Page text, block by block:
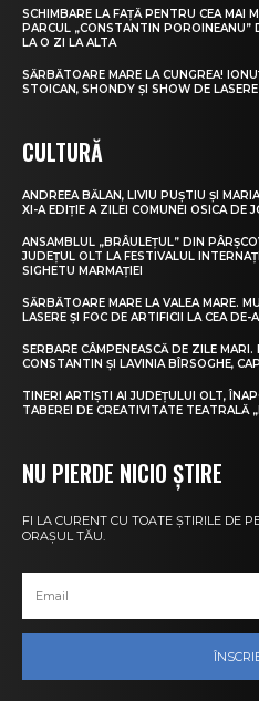
SCHIMBARE LA FAȚĂ PENTRU CEA MAI
PARCUL „CONSTANTIN POROINEANU”
LA O ZI LA ALTA
SĂRBĂTOARE MARE LA CUNGREA!
STOICAN, SHONDY ȘI SHOW DE
CULTURĂ
ANDREEA BĂLAN, LIVIU PUȘTIU ȘI
XI-A EDIȚIE A ZILEI COMUNEI OSICA DE
ANSAMBLUL „BRÂULEȚUL” DIN
JUDEȚUL OLT LA FESTIVALUL
SIGHETU MARMAȚIEI
SĂRBĂTOARE MARE LA VALEA MARE.
LASERE ȘI FOC DE ARTIFICII LA CEA DE-
SERBARE CÂMPENEASCĂ DE ZILE
CONSTANTIN ȘI LAVINIA BÎRSOGHE,
TINERI ARTIȘTI AI JUDEȚULUI OLT,
TABEREI DE CREATIVITATE TEATRALĂ
NU PIERDE NICIO ȘTIRE
FI LA CURENT CU TOATE ȘTIRILE DE
ORAȘUL TĂU.